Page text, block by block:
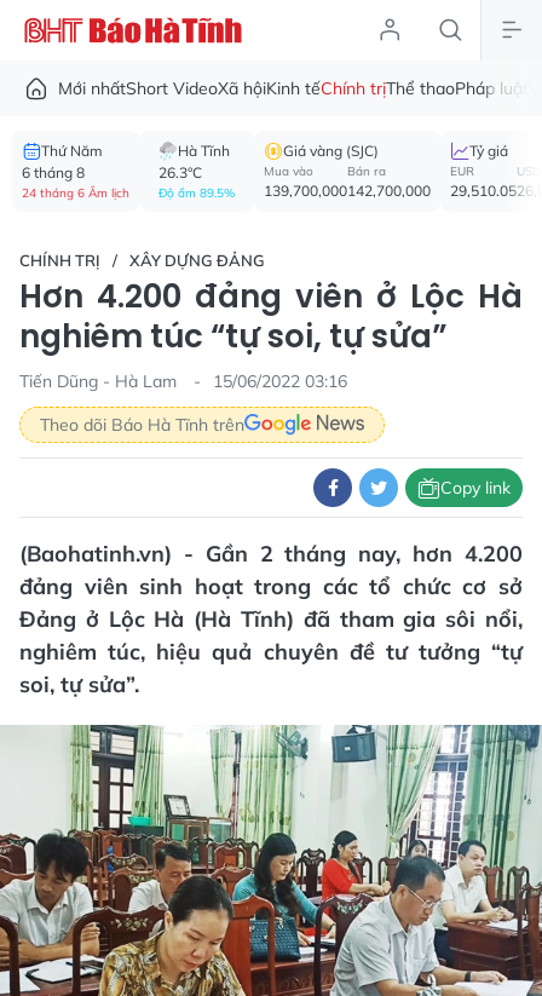
Mới nhấtShort VideoXã hộiKinh tếChính trịThể thaoPháp luật
Thứ Năm
6 tháng 8
24 tháng 6 Âm lịch
Hà Tĩnh
26.3°C
Độ ẩm 89.5%
Giá vàng (SJC)
Mua vào
139,700,000
Bán ra
142,700,000
Tỷ giá
EUR
29,510.05
USD
CHÍNH TRỊ XÂY DỰNG ĐẢNG
Hơn 4.200 đảng viên ở Lộc Hà
nghiêm túc “tự soi, tự sửa”
Tiến Dũng - Hà Lam
15/06/2022 03:16
Theo dõi Báo Hà Tĩnh trên
Copy link
(Baohatinh.vn) - Gần 2 tháng nay, hơn 4.200
đảng viên sinh hoạt trong các tổ chức cơ sở
Đảng ở Lộc Hà (Hà Tĩnh) đã tham gia sôi nổi,
nghiêm túc, hiệu quả chuyên đề tư tưởng “tự
soi, tự sửa”.